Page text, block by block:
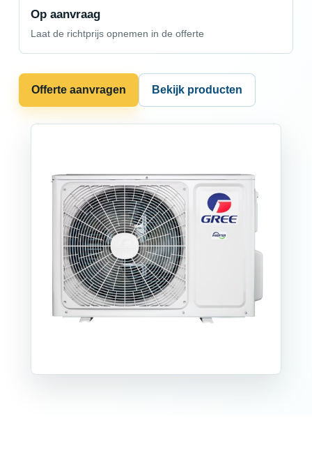
Op aanvraag
Laat de richtprijs opnemen in de offerte
Offerte aanvragen Bekijk producten